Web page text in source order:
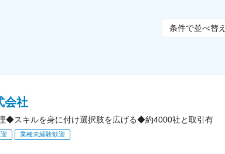
条件で並べ替え
会社
◆スキルを身に付け選択肢を広げる◆約4000社と取引有
業種未経験歓迎